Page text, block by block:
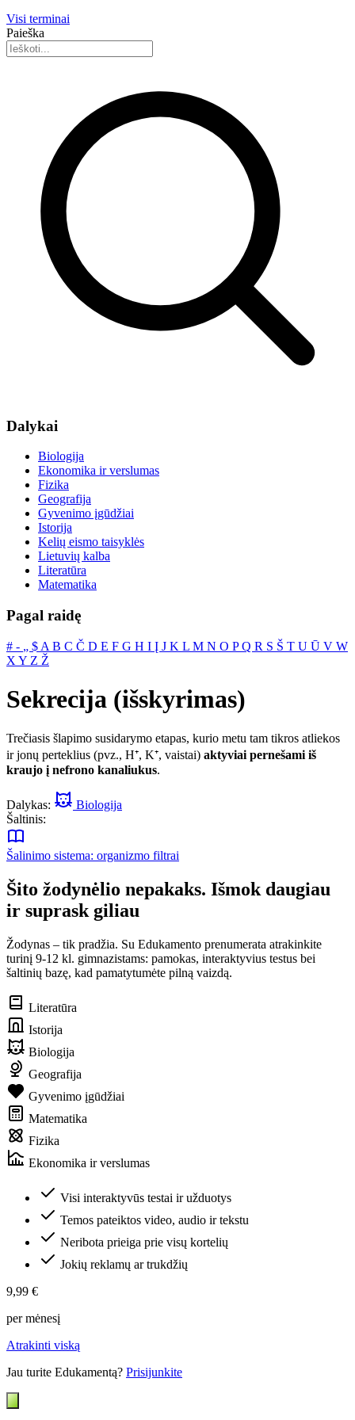
Visi terminai
Paieška
Dalykai
Biologija
Ekonomika ir verslumas
Fizika
Geografija
Gyvenimo įgūdžiai
Istorija
Kelių eismo taisyklės
Lietuvių kalba
Literatūra
Matematika
Pagal raidę
# ‐ „ $ A B C Č D E F G H I Į J K L M N O PQ R S Š T U Ū V W
X Y Z Ž
Sekrecija (išskyrimas)
Trečiasis šlapimo susidarymo etapas, kurio metu tam tikros atliekos
ir jonų perteklius (pvz., H⁺, K⁺, vaistai) aktyviai pernešami iš
kraujo į nefrono kanaliukus.
Dalykas:
Biologija
Šaltinis:
Šalinimo sistema: organizmo filtrai
Šito žodynėlio nepakaks. Išmok daugiau
ir suprask giliau
Žodynas – tik pradžia. Su Edukamento prenumerata atrakinkite
turinį 9-12 kl. gimnazistams: pamokas, interaktyvius testus bei
šaltinių bazę, kad pamatytumėte pilną vaizdą.
Literatūra
Istorija
Biologija
Geografija
Gyvenimo įgūdžiai
Matematika
Fizika
Ekonomika ir verslumas
Visi interaktyvūs testai ir užduotys
Temos pateiktos video, audio ir tekstu
Neribota prieiga prie visų kortelių
Jokių reklamų ar trukdžių
9,99 €
per mėnesį
Atrakinti viską
Jau turite Edukamentą? Prisijunkite